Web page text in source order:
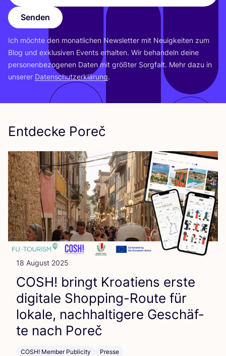
Senden
Ich möch­te den monat­li­chen News­let­ter mit Neu­ig­kei­ten zum
Blog und exklu­si­ven Events erhal­ten. Wir behan­deln dei­ne
per­so­nen­be­zo­ge­nen Daten mit größ­ter Sorg­falt. Mehr dazu in
unse­rer Daten­schutz­er­klä­rung.
Entdecke Poreč
18 August 2025
COSH! bringt Kroa­ti­ens ers­te
digi­ta­le Shop­ping-Rou­te für
loka­le, nach­hal­ti­ge­re Geschäf­
te nach Poreč
COSH! Member Publicity Presse